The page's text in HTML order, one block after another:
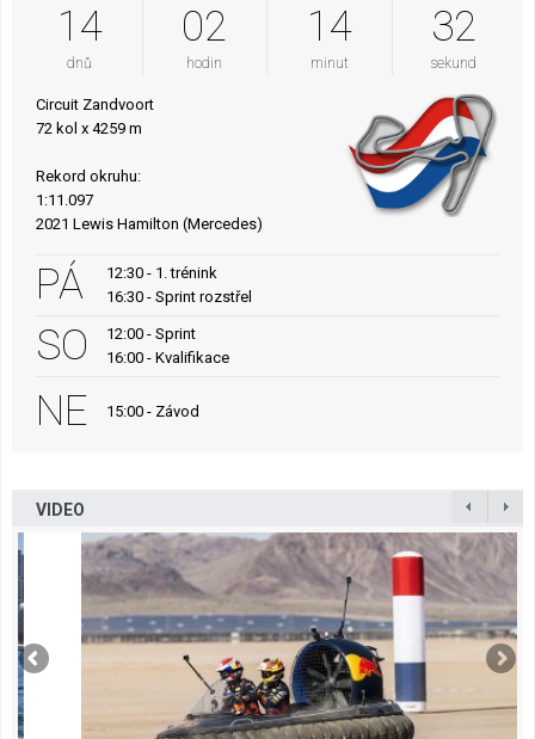
14
dnů
02
hodin
14
minut
31
sekund
Circuit Zandvoort
72 kol x 4259 m
Rekord okruhu:
1:11.097
2021 Lewis Hamilton (Mercedes)
PÁ
12:30 - 1. trénink
16:30 - Sprint rozstřel
SO
12:00 - Sprint
16:00 - Kvalifikace
NE 15:00 - Závod
VIDEO